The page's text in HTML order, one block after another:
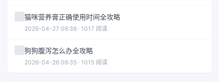
猫咪营养膏正确使用时间全攻略
2026-04-27 06:36 · 1017 阅读
狗狗腹泻怎么办全攻略
2026-04-26 06:35 · 1015 阅读